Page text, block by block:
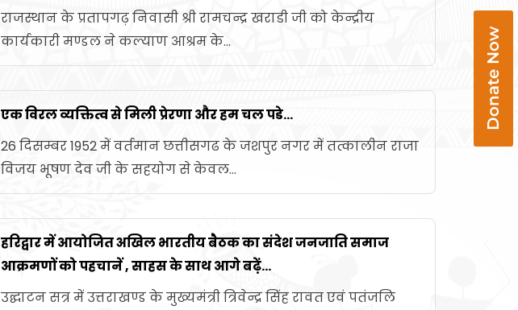
राजस्थान के प्रतापगढ़ निवासी श्री रामचन्द्र खराडी जी को केन्द्रीय
कार्यकारी मण्डल ने कल्याण आश्रम के...
एक विरल व्यक्तित्व से मिली प्रेरणा और हम चल पडे...
26 दिसम्बर 1952 में वर्तमान छत्तीसगढ के जशपुर नगर में तत्कालीन राजा
विजय भूषण देव जी के सहयोग से केवल...
हरिद्वार में आयोजित अखिल भारतीय बैठक का संदेश जनजाति समाज
आक्रमणों को पहचानें , साहस के साथ आगे बढे़ं...
उद्घाटन सत्र में उत्तराखण्ड के मुख्यमंत्री त्रिवेन्द्र सिंह रावत एवं पतंजलि
Donate Now